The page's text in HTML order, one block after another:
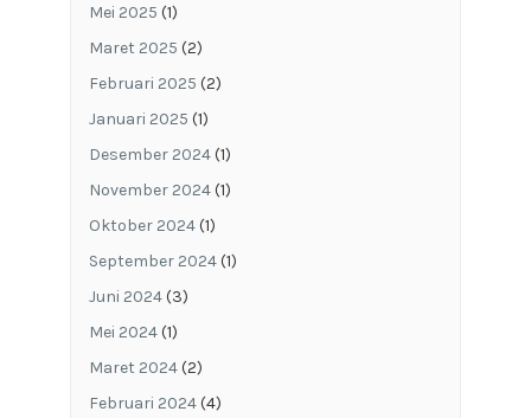
Mei 2025 (1)
Maret 2025 (2)
Februari 2025 (2)
Januari 2025 (1)
Desember 2024(1)
November 2024(1)
Oktober 2024(1)
September 2024(1)
Juni 2024(3)
Mei 2024(1)
Maret 2024(2)
Februari 2024(4)